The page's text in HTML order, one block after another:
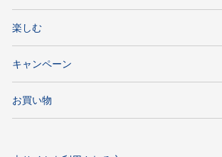
楽しむ
キャンペーン
お買い物